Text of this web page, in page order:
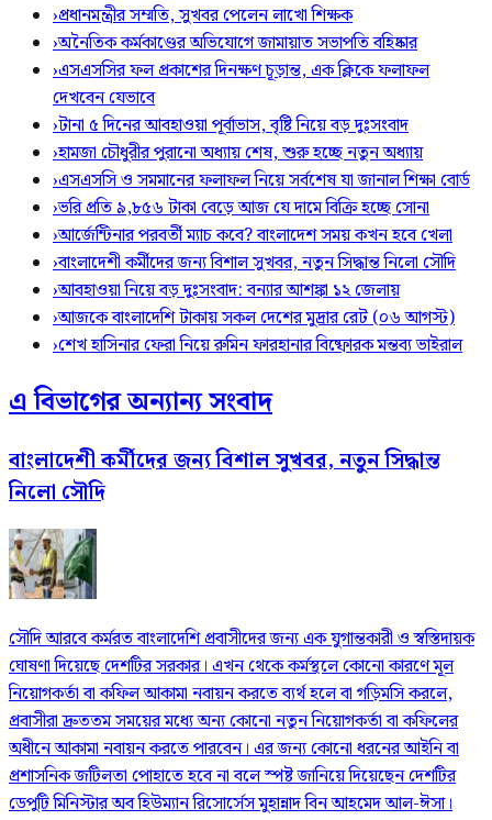
›প্রধানমন্ত্রীর সম্মতি, সুখবর পেলেন লাখো শিক্ষক
›অনৈতিক কর্মকাণ্ডের অভিযোগে জামায়াত সভাপতি বহিষ্কার
›এসএসসির ফল প্রকাশের দিনক্ষণ চূড়ান্ত, এক ক্লিকে ফলাফল
দেখবেন যেভাবে
›টানা ৫ দিনের আবহাওয়া পূর্বাভাস, বৃষ্টি নিয়ে বড় দুঃসংবাদ
›হামজা চৌধুরীর পুরানো অধ্যায় শেষ, শুরু হচ্ছে নতুন অধ্যায়
›এসএসসি ও সমমানের ফলাফল নিয়ে সর্বশেষ যা জানাল শিক্ষা বোর্ড
›ভরি প্রতি ৯,৮৫৬ টাকা বেড়ে আজ যে দামে বিক্রি হচ্ছে সোনা
›আর্জেন্টিনার পরবর্তী ম্যাচ কবে? বাংলাদেশ সময় কখন হবে খেলা
›বাংলাদেশী কর্মীদের জন্য বিশাল সুখবর, নতুন সিদ্ধান্ত নিলো সৌদি
›আবহাওয়া নিয়ে বড় দুঃসংবাদ: বন্যার আশঙ্কা ১২ জেলায়
›আজকে বাংলাদেশি টাকায় সকল দেশের মুদ্রার রেট (০৬ আগস্ট)
›শেখ হাসিনার ফেরা নিয়ে রুমিন ফারহানার বিষ্ফোরক মন্তব্য ভাইরাল
এ বিভাগের অন্যান্য সংবাদ
বাংলাদেশী কর্মীদের জন্য বিশাল সুখবর, নতুন সিদ্ধান্ত
নিলো সৌদি
সৌদি আরবে কর্মরত বাংলাদেশি প্রবাসীদের জন্য এক যুগান্তকারী ও স্বস্তিদায়ক
ঘোষণা দিয়েছে দেশটির সরকার। এখন থেকে কর্মস্থলে কোনো কারণে মূল
নিয়োগকর্তা বা কফিল আকামা নবায়ন করতে ব্যর্থ হলে বা গড়িমসি করলে,
প্রবাসীরা দ্রুততম সময়ের মধ্যে অন্য কোনো নতুন নিয়োগকর্তা বা কফিলের
অধীনে আকামা নবায়ন করতে পারবেন। এর জন্য কোনো ধরনের আইনি বা
প্রশাসনিক জটিলতা পোহাতে হবে না বলে স্পষ্ট জানিয়ে দিয়েছেন দেশটির
ডেপুটি মিনিস্টার অব হিউম্যান রিসোর্সেস মুহান্নাদ বিন আহমেদ আল-ঈসা।